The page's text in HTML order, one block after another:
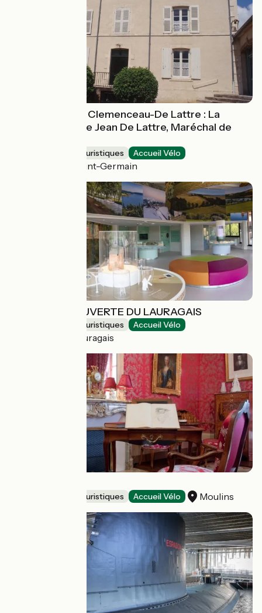
Musée National Clemenceau-De Lattre : La
maison natale de Jean De Lattre, Maréchal de
Musées et sites touristiques Accueil Vélo
Mouilleron-Saint-Germain
ESPACE DECOUVERTE DU LAURAGAIS
Musées et sites touristiques Accueil Vélo
Avignonet-Lauragais
Musées et sites touristiques Accueil Vélo Moulins